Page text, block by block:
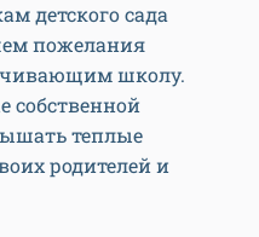
детского сада
пожелания
школу.
теплые
родителей и